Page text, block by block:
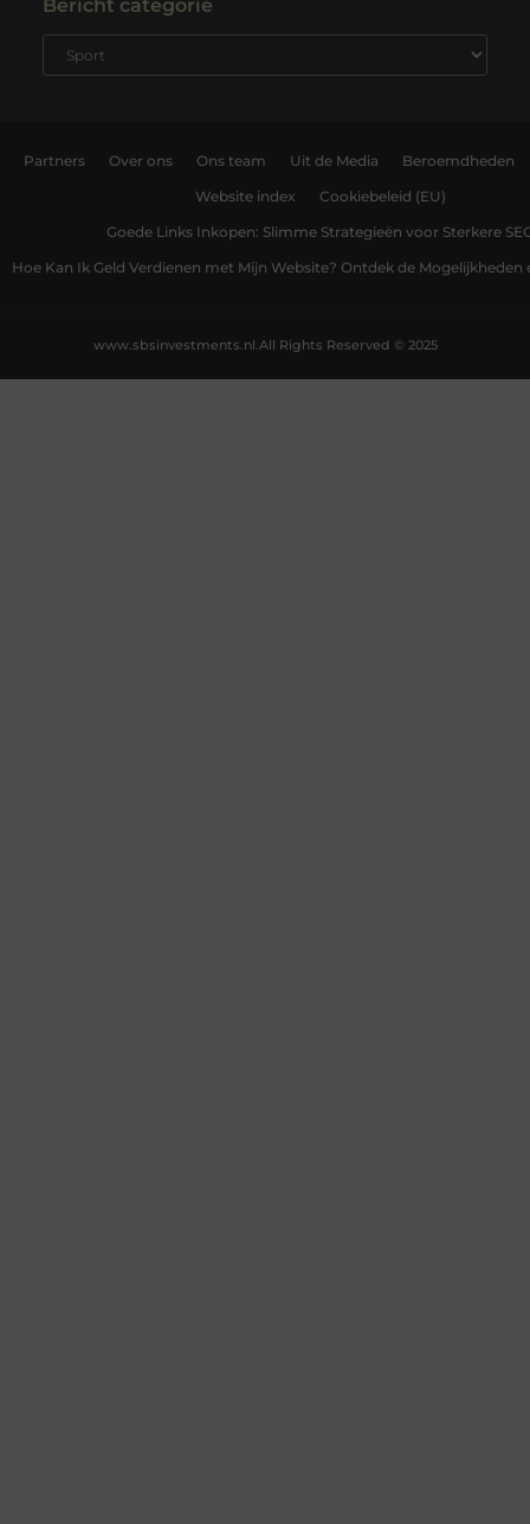
Bericht categorie
Partners Over ons Ons team Uit de Media Beroemdheden
Website index Cookiebeleid (EU)
Goede Links Inkopen: Slimme Strategieën voor Sterkere
Hoe Kan Ik Geld Verdienen met Mijn Website? Ontdek de Mogelijkheden
All Rights Reserved © 2025
www.sbsinvestments.nl.